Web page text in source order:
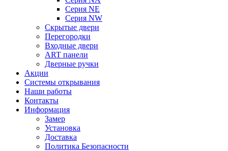
Серия NE
Серия NW
Скрытые двери
Перегородки
Входные двери
ART панели
Дверные ручки
Акции
Системы открывания
Наши работы
Контакты
Информация
Замер
Установка
Доставка
Политика Безопасности